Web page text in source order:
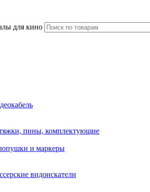
для кино
пины, комплектующие
и маркеры
видоискатели